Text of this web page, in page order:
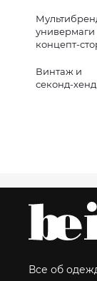
универмаги
концепт-
Винтаж и
секонд-
Все об